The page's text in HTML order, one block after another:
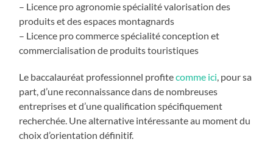
– Licence pro agronomie spécialité valorisation des
produits et des espaces montagnards
– Licence pro commerce spécialité conception et
commercialisation de produits touristiques
Le baccalauréat professionnel profitecomme ici, pour sa
part, d’une reconnaissance dans de nombreuses
entreprises et d’une qualification spécifiquement
recherchée. Une alternative intéressante au moment du
choix d’orientation définitif.